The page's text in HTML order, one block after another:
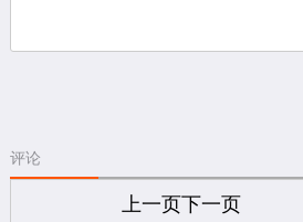
评论
上一页下一页